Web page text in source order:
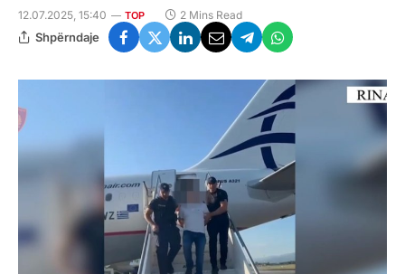
12.07.2025, 15:40 TOP 2 Mins Read
Shpërndaje